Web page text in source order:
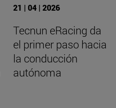
21 | 04 | 2026
Tecnun eRacing da
el primer paso hacia
la conducción
autónoma